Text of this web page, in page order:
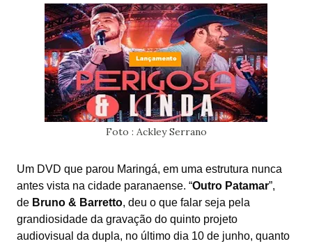
Foto : Ackley Serrano
Um DVD que parou Maringá, em uma estrutura nunca
antes vista na cidade paranaense. “Outro Patamar”,
de Bruno & Barretto, deu o que falar seja pela
grandiosidade da gravação do quinto projeto
audiovisual da dupla, no último dia 10 de junho, quanto